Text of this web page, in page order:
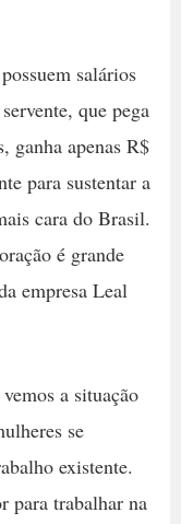
salários
que pega
ganha apenas R$
para sustentar a
cara do Brasil.
é grande
empresa Leal
a situação
se
existente.
para trabalhar na